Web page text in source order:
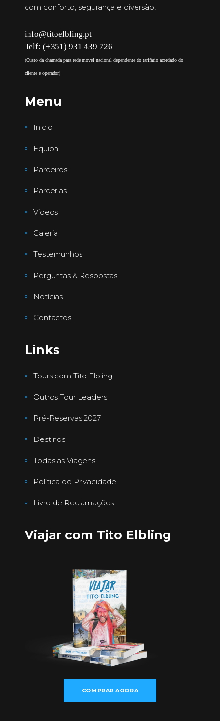
com conforto, segurança e diversão!
info@titoelbling.pt
Telf: (+351) 931 439 726
(Custo da chamada para rede móvel nacional dependente do tarifário acordado do
cliente e operador)
Menu
Início
Equipa
Parceiros
Parcerias
Videos
Galeria
Testemunhos
Perguntas & Respostas
Notícias
Contactos
Links
Tours com Tito Elbling
Outros Tour Leaders
Pré-Reservas 2027
Destinos
Todas as Viagens
Política de Privacidade
Livro de Reclamações
Viajar com Tito Elbling
COMPRAR AGORA